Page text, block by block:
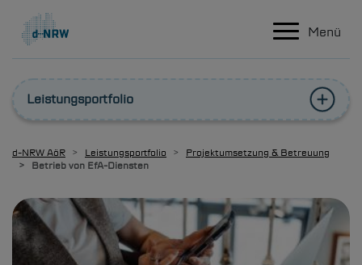
Direkt zum Inhalt
Menü
Hauptnavigation
Leistungsportfolio
d-NRWAöR Leistungsportfolio
Projektumsetzung & Betreuung
Betrieb von EfA-Diensten